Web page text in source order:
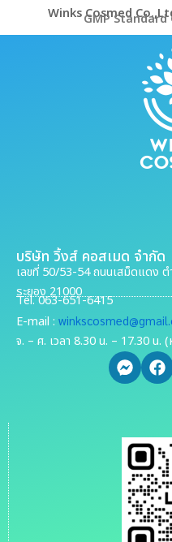
Winks Cosmed
GMP
บริษัท วิ้งส์ คอสเมด จำกัด
เลขที่ 50/53-54 ถนนเสม็ดแดง ต
ระยอง 21000
Tel. 063-651-6415
E-mail :
จ. – ศ. เวลา 8.30 น. – 17.30 น.